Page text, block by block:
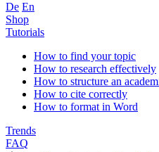
De En
Shop
Tutorials
How to find your topic
How to research effectively
How to structure an
How to cite correctly
How to format in Word
Trends
FAQ